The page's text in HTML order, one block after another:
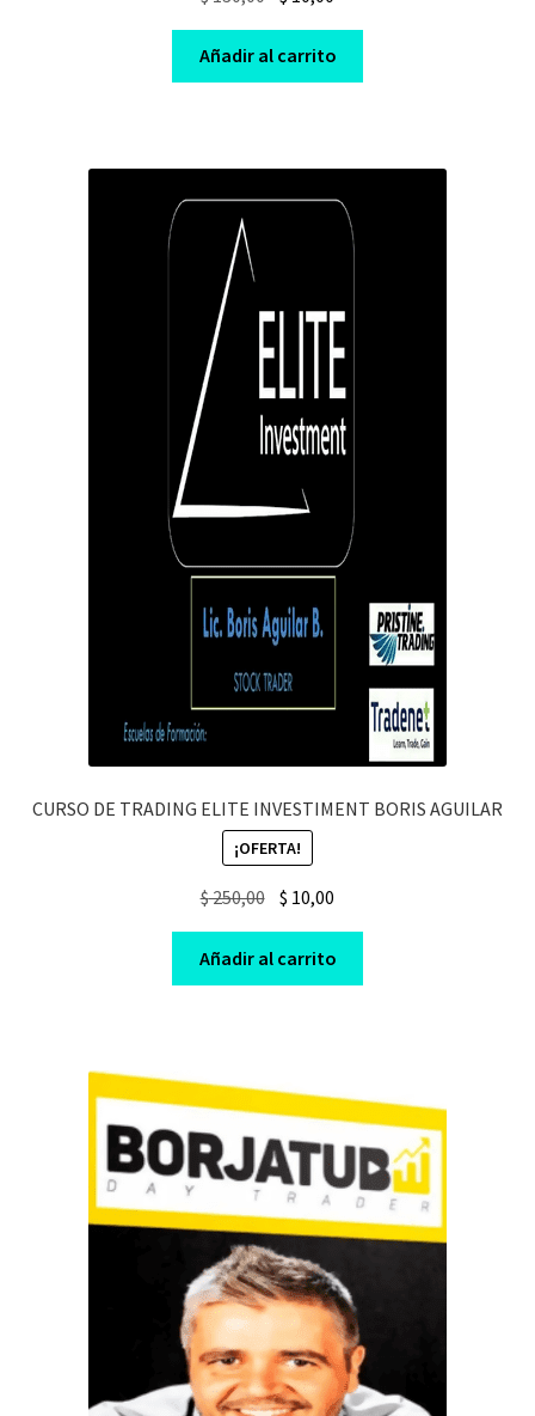
was:
$ 130,00.
is:
$ 10,00.
Añadir al carrito
CURSO DE TRADING ELITE INVESTIMENT BORIS AGUILAR
¡OFERTA!
$250,00 Original
price
was:
$ 250,00.
$ 10,00
price
is:
$ 10,00.
Añadir al carrito